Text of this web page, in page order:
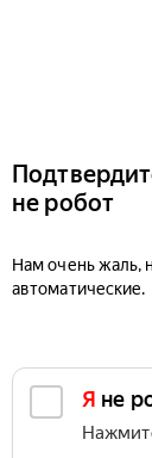
не робот
Нам очень жаль,
автоматические.
Я не